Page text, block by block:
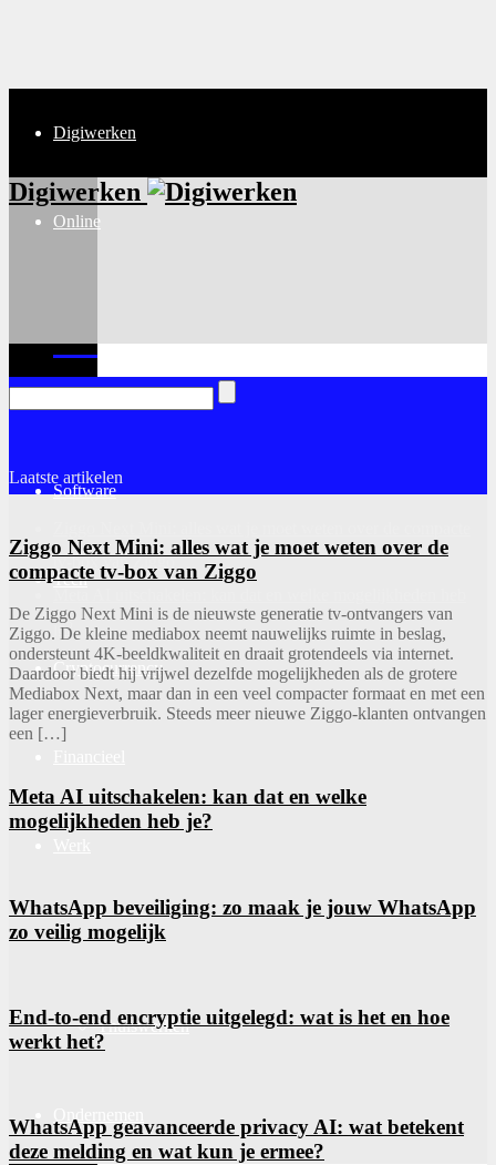
Digiwerken
Online
Software
Tech
Cryptocurrency
Thuiswerken
Digiwerken
Laatste artikelen
tv-box van Ziggo
je?
Ziggo Next Mini: alles wat je moet weten over de
compacte tv-box van Ziggo
De Ziggo Next Mini is de nieuwste generatie tv-ontvangers van
Ziggo. De kleine mediabox neemt nauwelijks ruimte in beslag,
ondersteunt 4K-beeldkwaliteit en draait grotendeels via internet.
Daardoor biedt hij vrijwel dezelfde mogelijkheden als de grotere
Mediabox Next, maar dan in een veel compacter formaat en met een
lager energieverbruik. Steeds meer nieuwe Ziggo-klanten ontvangen
een […]
Meta AI uitschakelen: kan dat en welke
mogelijkheden heb je?
WhatsApp beveiliging: zo maak je jouw WhatsApp
zo veilig mogelijk
End-to-end encryptie uitgelegd: wat is het en hoe
werkt het?
WhatsApp geavanceerde privacy AI: wat betekent
deze melding en wat kun je ermee?